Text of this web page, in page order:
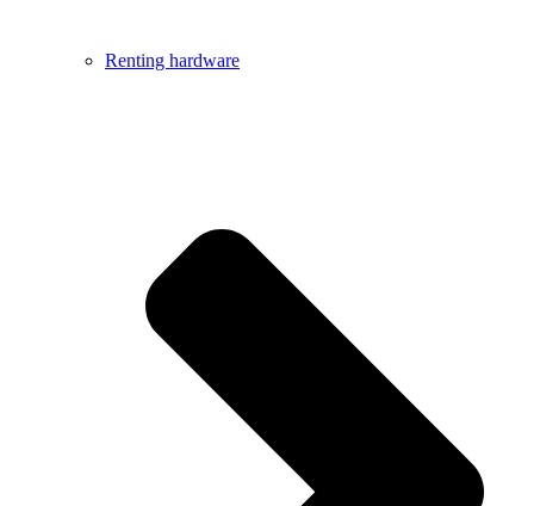
Renting hardware